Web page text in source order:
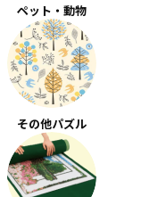
ペット・動物
その他パズル